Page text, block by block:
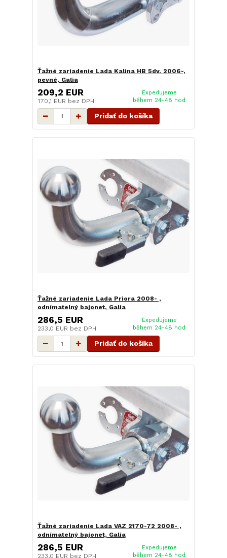
Ťažné zariadenie Lada Kalina HB 5dv. 2006-,
pevné, Galia
209,2 EUR
170,1 EUR bez DPH
Expedujeme
během 24-48 hod
Pridať do košíka
Ťažné zariadenie Lada Priora 2008- ,
odnímatelný bajonet, Galia
286,5 EUR
233,0 EUR bez DPH
Expedujeme
během 24-48 hod
Pridať do košíka
Ťažné zariadenie Lada VAZ 2170-72 2008- ,
odnímatelný bajonet, Galia
286,5 EUR
233,0 EUR bez DPH
Expedujeme
během 24-48 hod